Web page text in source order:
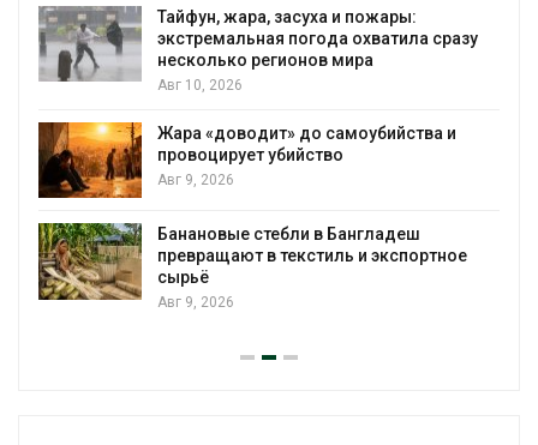
сразу
и
Приток воды в водохранилища
Камы в августе может
Евросоюз потребовал увеличить
Авг 7, 2026